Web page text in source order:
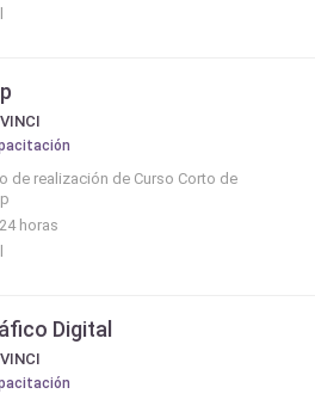
de realización de Curso Corto de
horas
Digital